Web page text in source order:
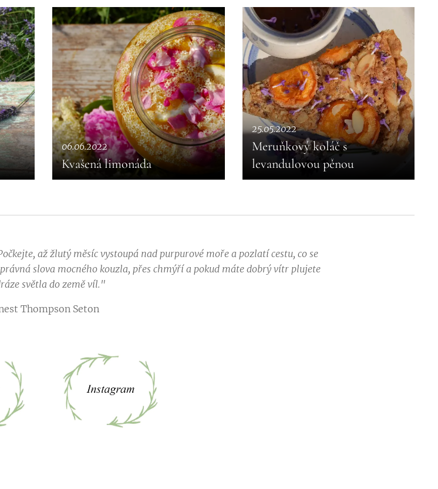
06.06.2022
Kvašená limonáda
25.05.2022
Meruňkový koláč s
levandulovou pěnou
až žlutý měsíc vystoupá nad purpurové moře a pozlatí cestu, co se
slova mocného kouzla, přes chmýří a pokud máte dobrý vítr plujete
světla do země víl."
Thompson Seton